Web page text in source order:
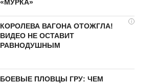
«МУРКА»
i
КОРОЛЕВА ВАГОНА ОТОЖГЛА!
ВИДЕО НЕ ОСТАВИТ
РАВНОДУШНЫМ
БОЕВЫЕ ПЛОВЦЫ ГРУ: ЧЕМ